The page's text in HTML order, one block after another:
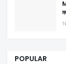
POPULAR